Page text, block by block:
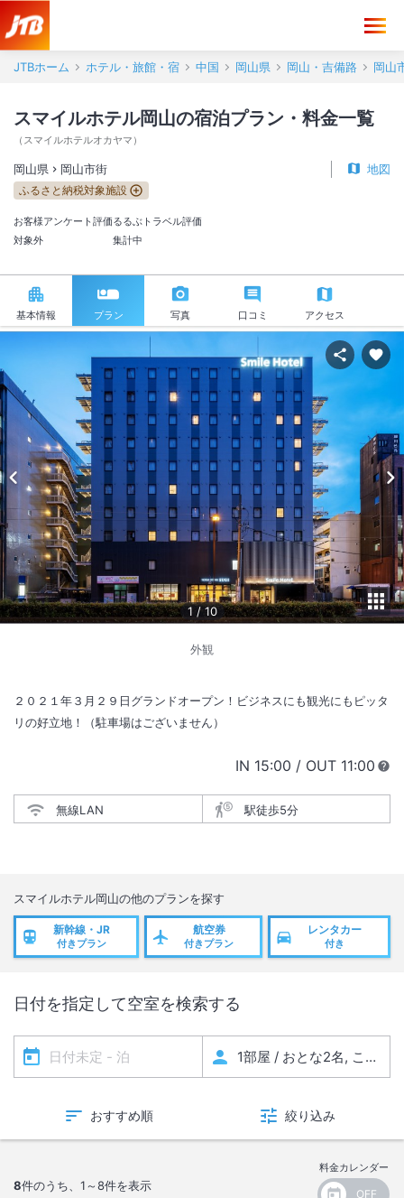
JTBホーム ホテル・旅館・宿 中国 岡山県 岡山・吉備路 岡山
スマイルホテル岡山の宿泊プラン・料金一覧
（ スマイルホテルオカヤマ ）
岡山県 岡山市街 地図
ふるさと納税対象施設
お客様アンケート評価
対象外
るるぶトラベル評価
集計中
基本情報 プラン 写真 口コミ アクセス
1 / 10
外観
２０２１年３月２９日グランドオープン！ビジネスにも観光にもピッタ
リの好立地！（駐車場はございません）
IN チェックイン
15:00 / OUT チェック
11:00
無線LAN 駅徒歩5分
スマイルホテル岡山の他のプランを探す
新幹線・JR
付きプラン
航空券
付きプラン
レンタカー
付き
日付を指定して空室を検索する
おすすめ順 絞り込み
8件のうち、 1～8件を表示
料金カレンダー